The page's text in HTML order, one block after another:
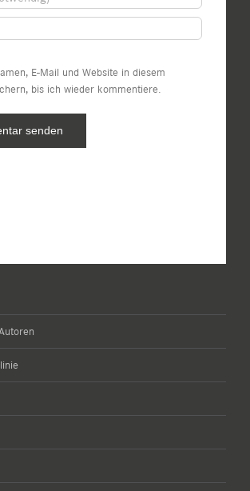
E-Mail und Website in diesem
bis ich wieder kommentiere.